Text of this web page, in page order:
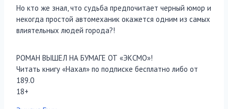
Но кто же знал, что судьба предпочитает черный юмор и
некогда простой автомеханик окажется одним из самых
влиятельных людей города?!
РОМАН ВЫШЕЛ НА БУМАГЕ ОТ «ЭКСМО»!
Читать книгу «Нахал» по подписке бесплатно либо от
189.0
18+